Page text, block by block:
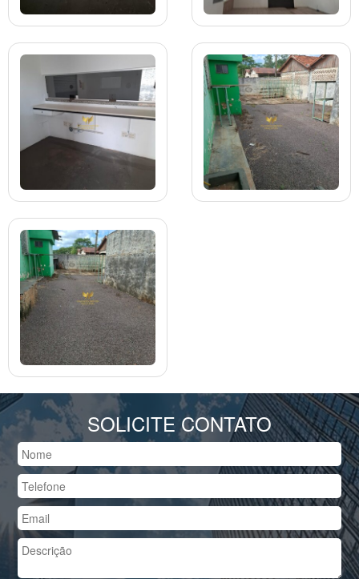
SOLICITE CONTATO